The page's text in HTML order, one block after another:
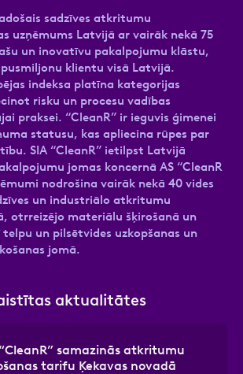
sadzīves atkritumu
uzņēmums Latvijā ar vairāk nekā 75
un inovatīvu pakalpojumu klāstu,
klientu visā Latvijā.
indeksa platīna kategorijas
risku un procesu vadības
praksei. “CleanR” ir ieguvis ģimenei
statusu, kas apliecina rūpes par
SIA “CleanR” ietilpst Latvijā
jomas koncernā AS “CleanR
nodrošina vairāk nekā 40 vides
un industriālo atkritumu
otrreizējo materiālu šķirošanā un
un pilsētvides uzkopšanas un
jomā.
aktualitātes
samazinās atkritumu
tarifu Ķekavas novadā